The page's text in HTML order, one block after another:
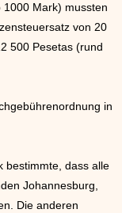
Mark) mussten
von 20
500 Pesetas (rund
in
bestimmte, dass alle
Johannesburg,
Die anderen